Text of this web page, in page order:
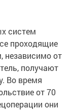
систем
проходящие
независимо от
получают
Во время
от 70
они